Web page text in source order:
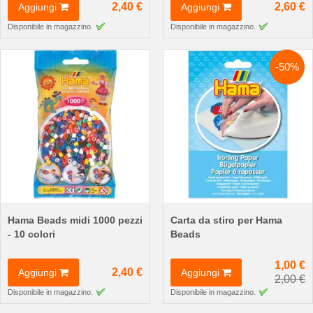
Aggiungi 2,40 €
Disponibile in magazzino.
Aggiungi 2,60 €
Disponibile in magazzino.
Hama Beads midi 1000 pezzi
- 10 colori
Aggiungi 2,40 €
Disponibile in magazzino.
-50%
Carta da stiro per Hama
Beads
Aggiungi
1,00 €
2,00 €
Disponibile in magazzino.